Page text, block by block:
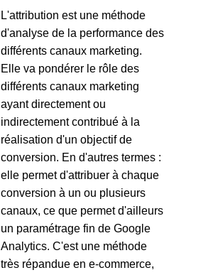
L'attribution est une méthode
d'analyse de la performance des
différents canaux marketing.
Elle va pondérer le rôle des
différents canaux marketing
ayant directement ou
indirectement contribué à la
réalisation d'un objectif de
conversion. En d'autres termes :
elle permet d'attribuer à chaque
conversion à un ou plusieurs
canaux, ce que permet d'ailleurs
un paramétrage fin de Google
Analytics. C'est une méthode
très répandue en e-commerce,